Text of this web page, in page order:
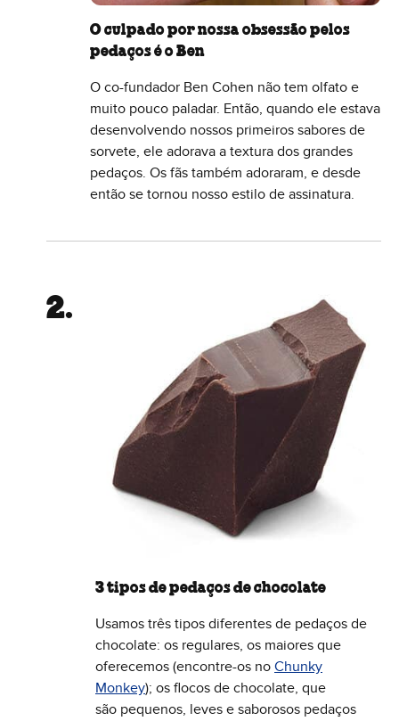
O culpado por nossa obsessão pelos
pedaços é o Ben
O co-fundador Ben Cohen não tem olfato e
muito pouco paladar. Então, quando ele estava
desenvolvendo nossos primeiros sabores de
sorvete, ele adorava a textura dos grandes
pedaços. Os fãs também adoraram, e desde
então se tornou nosso estilo de assinatura.
3 tipos de pedaços de chocolate
Usamos três tipos diferentes de pedaços de
chocolate: os regulares, os maiores que
oferecemos (encontre-os no Chunky
Monkey); os flocos de chocolate, que
são pequenos, leves e saborosos pedaços